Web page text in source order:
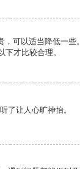
，可以适当降低一些
下才比较合理。
了让人心旷神怡。